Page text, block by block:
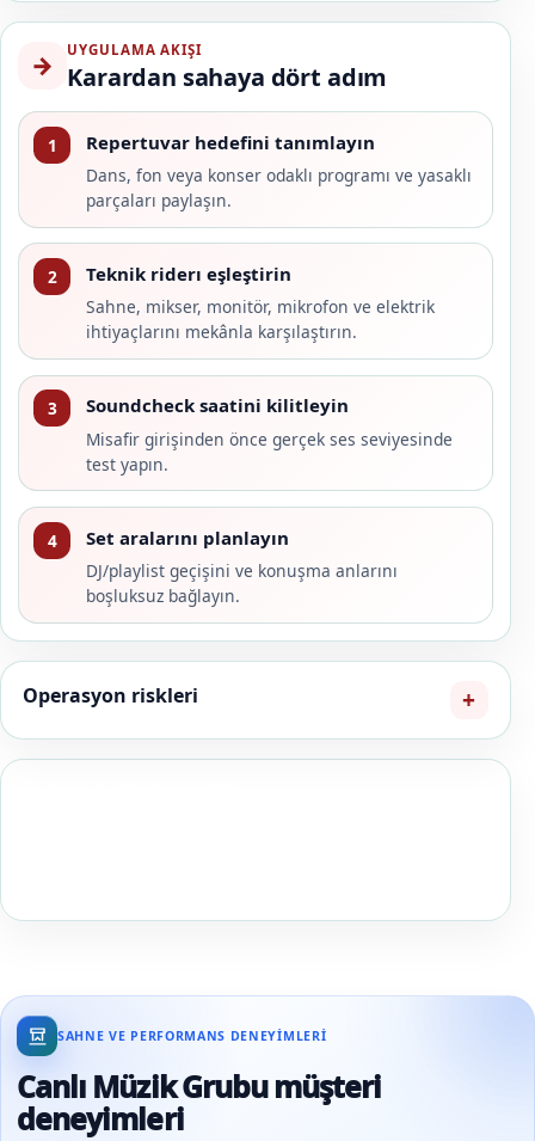
→ UYGULAMA AKIŞI
Karardan sahaya dört adım
1 Repertuvar hedefini tanımlayın
Dans, fon veya konser odaklı programı ve yasaklı
parçaları paylaşın.
2 Teknik riderı eşleştirin
Sahne, mikser, monitör, mikrofon ve elektrik
ihtiyaçlarını mekânla karşılaştırın.
3 Soundcheck saatini kilitleyin
Misafir girişinden önce gerçek ses seviyesinde
test yapın.
4 Set aralarını planlayın
DJ/playlist geçişini ve konuşma anlarını
boşluksuz bağlayın.
Operasyon riskleri
SAHNE VE PERFORMANS DENEYIMLERI
Canlı Müzik Grubu müşteri
deneyimleri